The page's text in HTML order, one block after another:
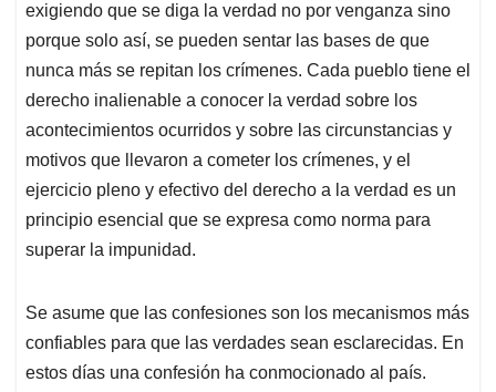
exigiendo que se diga la verdad no por venganza sino
porque solo así, se pueden sentar las bases de que
nunca más se repitan los crímenes. Cada pueblo tiene el
derecho inalienable a conocer la verdad sobre los
acontecimientos ocurridos y sobre las circunstancias y
motivos que llevaron a cometer los crímenes, y el
ejercicio pleno y efectivo del derecho a la verdad es un
principio esencial que se expresa como norma para
superar la impunidad.
Se asume que las confesiones son los mecanismos más
confiables para que las verdades sean esclarecidas. En
estos días una confesión ha conmocionado al país.